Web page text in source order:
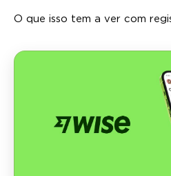
O que isso tem a ver com